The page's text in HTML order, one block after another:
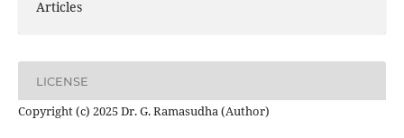
Articles
LICENSE
Copyright (c) 2025 Dr. G. Ramasudha (Author)